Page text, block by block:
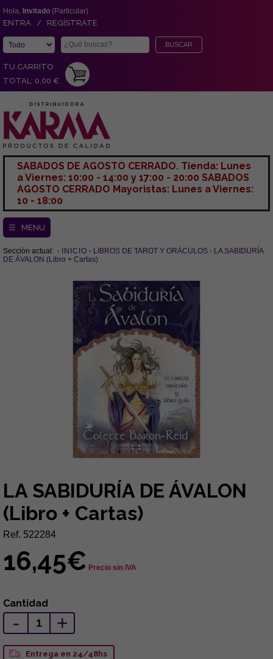
Hola, Invitado (Particular)
ENTRA / REGÍSTRATE
TU CARRITO
TOTAL: 0,00 €
SABADOS DE AGOSTO CERRADO. Tienda: Lunes
a Viernes: 10:00 - 14:00 y 17:00 - 20:00 SABADOS
AGOSTO CERRADO Mayoristas: Lunes a Viernes:
10 - 18:00
☰ MENU
Sección actual: INICIO LIBROS DE TAROT Y ORÁCULOS
LA SABIDURÍA
DE ÁVALON (Libro + Cartas)
LA SABIDURÍA DE ÁVALON
(Libro + Cartas)
Ref. 522284
16,45€ Precio sin IVA
Cantidad
- +
Entrega en 24/48hs